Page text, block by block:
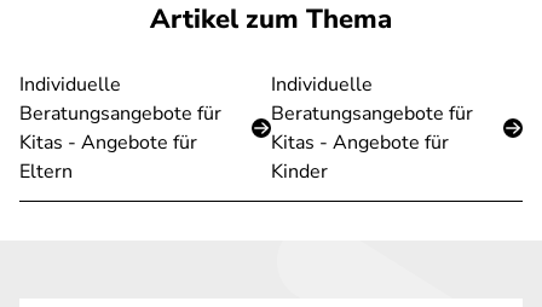
Artikel zum Thema
Individuelle
Beratungsangebote für
Kitas - Angebote für
Eltern
Individuelle
Beratungsangebote für
Kitas - Angebote für
Kinder